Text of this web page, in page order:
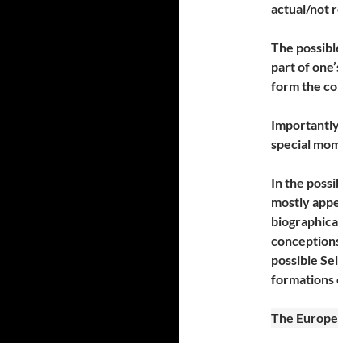
actual/not
The
part of
form the
special
In the
mostly
possible
formations
The